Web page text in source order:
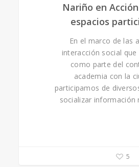
Nariño en
espacios
En el marco de las
interacción social
como parte del
academia con la
participamos de
socializar información
5